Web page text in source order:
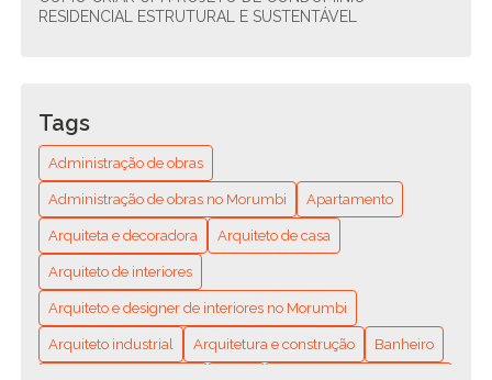
RESIDENCIAL ESTRUTURAL E SUSTENTÁVEL
COMO ENCONTRAR O ENCANADOR MAIS PRÓXIMO DE
VOCÊ? GUIA COMPLETO PARA RESOLVER SEUS
PROBLEMAS HIDRÁULICOS RÁPIDO E FÁCIL
COMO ENCONTRAR O MELHOR ENCANADOR
RESIDENCIAL PERTO DE MIM: DICAS E RECOMENDAÇÕES
COMO ESCOLHER A MELHOR EMPRESA DE REFORMA DE
APARTAMENTO
COMO ESCOLHER A MELHOR EMPRESA DE REFORMA DE
Tags
Administração de obras
Administração de obras no Morumbi Apartamento
Arquiteta e decoradora Arquiteto de casa
Arquiteto de interiores
Arquiteto e designer de interiores no Morumbi
Arquiteto industrial Arquitetura e construção Banheiro